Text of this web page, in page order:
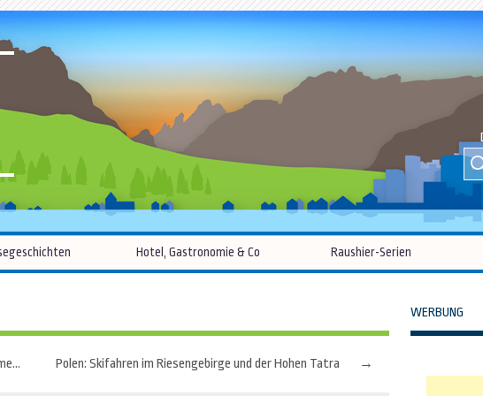
Hotel, Gastronomie & Co Raushier-Serien
Italien: Das „Anti-Panino“-Dekret und andere seltsame Strafen →
Polen: Skifahren im Riesengebirge und der Hohen Tatra
WERBUNG